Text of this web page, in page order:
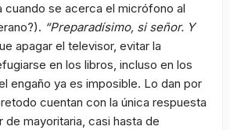
cuando se acerca el micrófono al
“Preparadísimo, si señor. Y
apagar el televisor, evitar la
en los libros, incluso en los
engaño ya es imposible. Lo dan por
cuentan con la única respuesta
de mayoritaria, casi hasta de